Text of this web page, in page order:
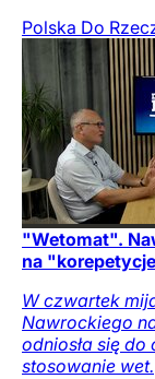
Polska Do
"Wetomat".
na
W czwartek
Nawrockiego
odniosła się
stosowanie wet.